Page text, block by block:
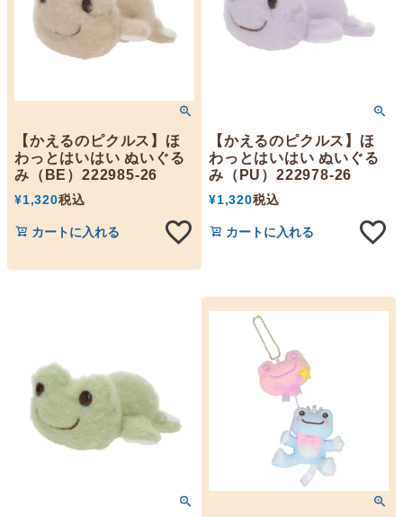
【かえるのピクルス】ほ
わっとはいはい ぬいぐる
み（BE）222985-26
¥1,320税込
カートに入れる
【かえるのピクルス】ほ
わっとはいはい ぬいぐる
み（PU）222978-26
¥1,320税込
カートに入れる